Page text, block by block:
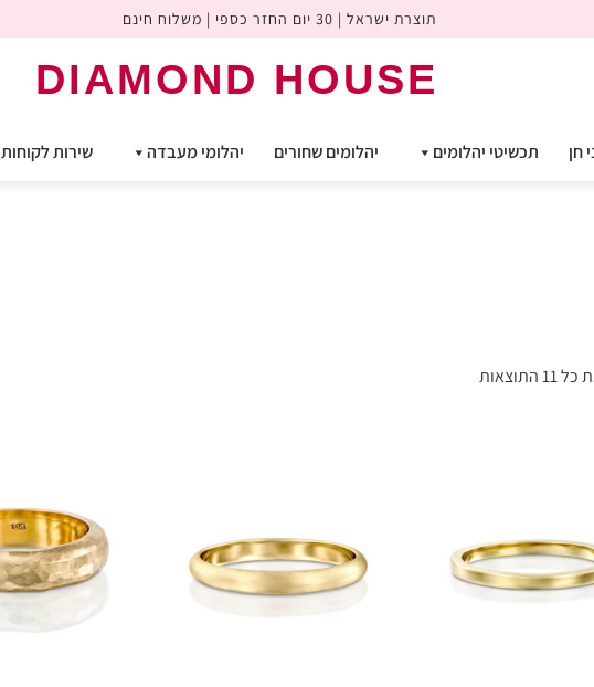
תוצרת ישראל | 30 יום החזר כספי | משלוח חינם
DIAMOND HOUSE
חן תכשיטי יהלומים יהלומים שחורים יהלומי מעבדה שירות לקוחות
התוצאות